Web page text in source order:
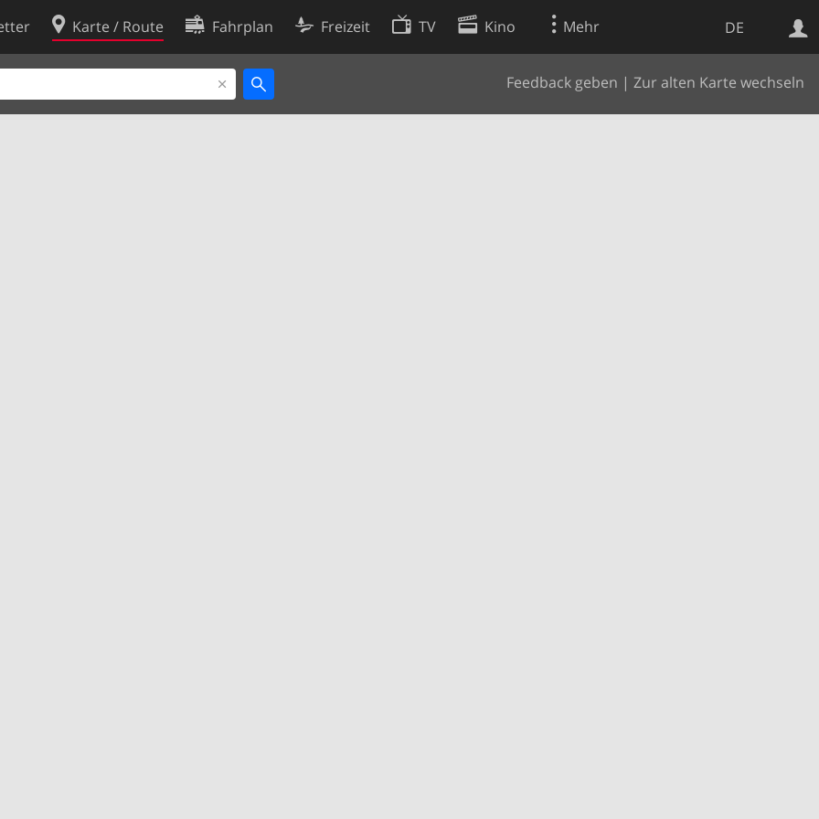
DE
Karte / Route Fahrplan Freizeit TV Kino Mehr
Feedback geben | Zur alten Karte wechseln
Websuche
Cookie-Richtlinie
Cookie-Einstellungen